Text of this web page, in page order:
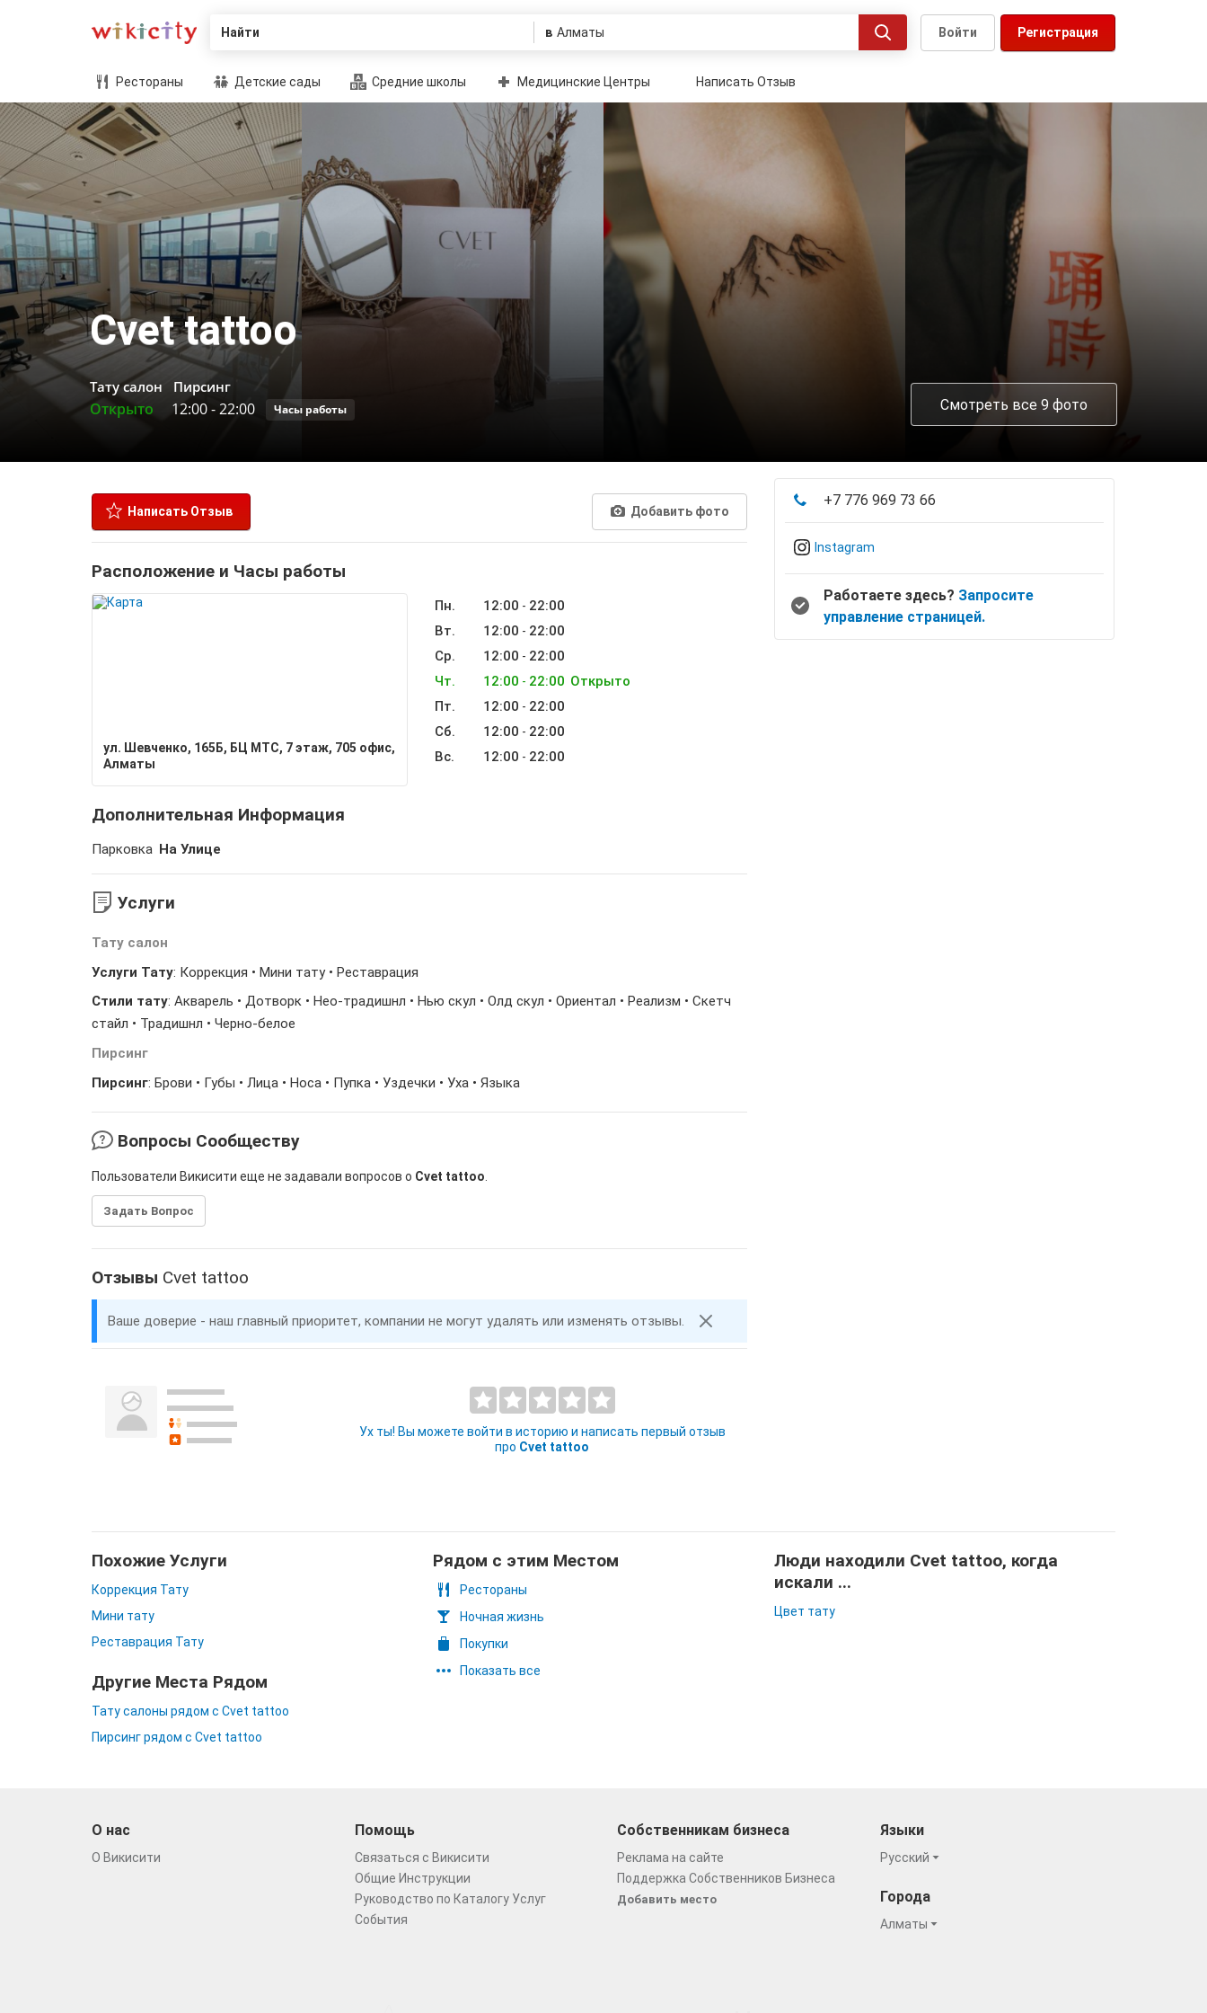
Найти в Регистрация
Войти
Рестораны Детские сады Средние школы Медицинские Центры Написать Отзыв
Cvet tattoo
Тату салон Пирсинг
Открыто 12:00-22:00 Часы работы Смотреть все 9 фото
Написать Отзыв Добавить фото
Расположение и Часы работы
ул. ​Шевченко, 165Б​, БЦ МТС, 7 этаж, 705 офис,
Алматы
Пн. 12:00 - 22:00
Вт.
12:00 - 22:00
Ср.
12:00 - 22:00
Чт.
12:00 - 22:00 Открыто
Пт.
12:00 - 22:00
Сб.
12:00 - 22:00
Вс.
12:00 - 22:00
Дополнительная Информация
Парковка На Улице
Услуги
Тату салон
Услуги Тату: Коррекция • Мини тату • Реставрация
Стили тату: Акварель • Дотворк • Нео-традишнл • Нью скул • Олд скул • Ориентал • Реализм • Скетч
стайл • Традишнл • Черно-белое
Пирсинг
Пирсинг: Брови • Губы • Лица • Носа • Пупка • Уздечки • Уха • Языка
Вопросы Сообществу
Пользователи Викисити еще не задавали вопросов о Cvet tattoo
Задать Вопрос
Отзывы Cvet tattoo
Ваше доверие - наш главный приоритет, компании не могут удалять или изменять отзывы.
Ух ты! Вы можете войти в историю и написать первый отзыв
про Cvet tattoo
+7 776 969 73 66
Instagram
Работаете здесь? Запросите
управление страницей.
Похожие Услуги
Коррекция Тату
Мини тату
Реставрация Тату
Другие Места Рядом
Тату салоны рядом с Cvet tattoo
Пирсинг рядом с Cvet tattoo
Рядом с этим Местом
Рестораны
Ночная жизнь
Покупки
Показать все
Люди находили Cvet tattoo, когда
искали ...
Цвет тату
О нас
О Викисити
Помощь
Связаться с Викисити
Общие Инструкции
Руководство по Каталогу Услуг
События
Собственникам бизнеса
Реклама на сайте
Поддержка Собственников Бизнеса
Добавить место
Языки
Русский
Города
Алматы